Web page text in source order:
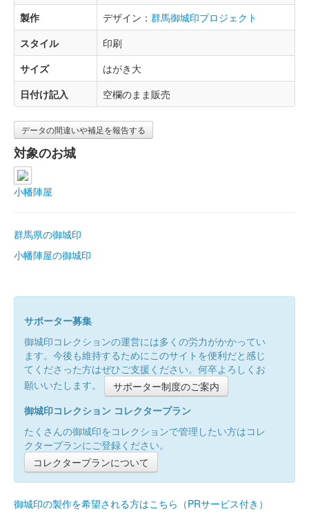
製作
デザイン： 群馬御城印プロジェクト
スタイル
印刷
サイズ
はがき大
日付け記入
空欄のまま販売
データの間違いや補足を報告する
対象のお城
小幡陣屋
群馬県の御城印
小幡陣屋の御城印
サポーター募集
御城印コレクションの運営には多くの労力がかかってい
ます。今後も維持するためにこのサイトを便利だと感じ
てくださった方はぜひご支援ください。何卒よろしくお
願いいたします。
サポーター制度のご案内
御城印コレクション コレクタープラン
たくさんの御城印をコレクションで管理したい方はコレ
クタープランにご登録ください。
コレクタープランについて
御城印の製作を希望される方はこちら（PRサービス付き）